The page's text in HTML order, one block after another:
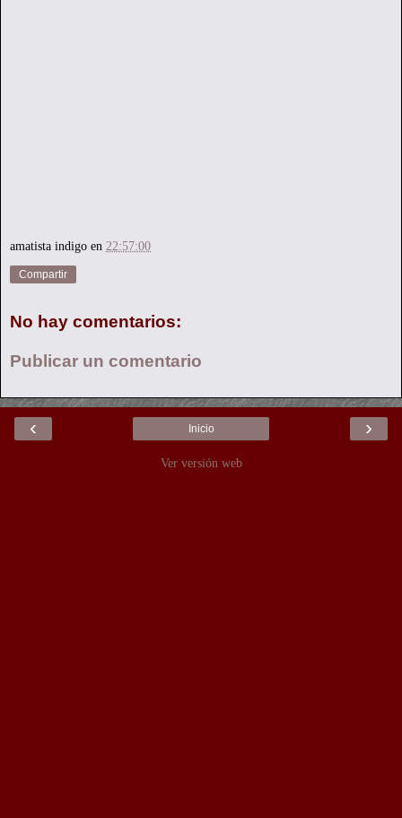
amatista indigo en 22:57:00
Compartir
No hay comentarios:
Publicar un comentario
‹ ›
Inicio
Ver versión web